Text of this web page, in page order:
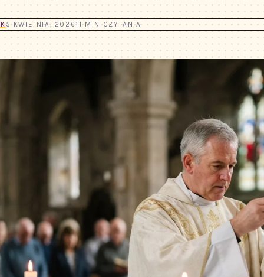
5 KWIETNIA, 202611 MIN CZYTANIA